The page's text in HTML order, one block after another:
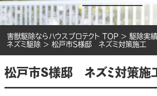
害獣駆除ならハウスプロテクト TOP > 駆除実
ネズミ駆除 > 松戸市S様邸 ネズミ対策施工
松戸市S様邸 ネズミ対策施